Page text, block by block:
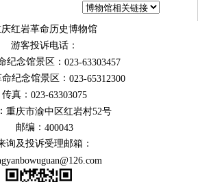
红岩革命历史博物馆
游客投诉电话：
纪念馆景区： 023-63303457
纪念馆景区： 023-65312300
传真： 023-63303075
重庆市渝中区红岩村52号
邮编： 400043
询及投诉受理邮箱：